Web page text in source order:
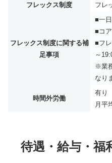
フレックス制度
フレ
フレックス制度に関する補
足事項
■一
■コ
■フ
～
※業
なり
時間外労働
有り
月平
待遇・給与・福